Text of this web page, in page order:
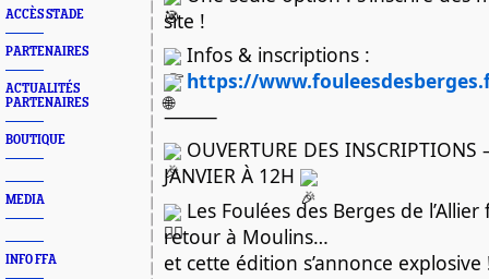
ACCÈS STADE
PARTENAIRES
ACTUALITÉS
PARTENAIRES
BOUTIQUE
MEDIA
INFO FFA
site !
Infos & inscriptions :
https://
⸻
OUVERTURE DES
JANVIER À 12H
Les Foulées des Berges de
retour à Moulins…
et cette édition s’annonce